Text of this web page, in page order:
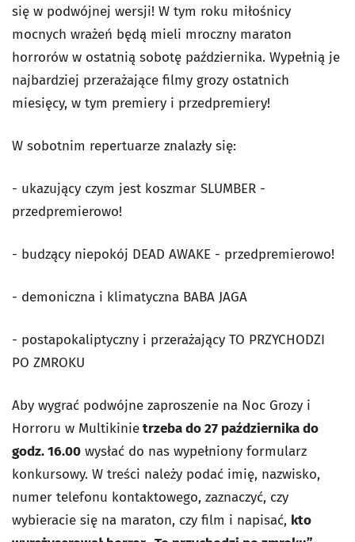
się w podwójnej wersji! W tym roku miłośnicy
mocnych wrażeń będą mieli mroczny maraton
horrorów w ostatnią sobotę października. Wypełnią je
najbardziej przerażające filmy grozy ostatnich
miesięcy, w tym premiery i przedpremiery!
W sobotnim repertuarze znalazły się:
- ukazujący czym jest koszmar SLUMBER -
przedpremierowo!
- budzący niepokój DEAD AWAKE - przedpremierowo!
- demoniczna i klimatyczna BABA JAGA
- postapokaliptyczny i przerażający TO PRZYCHODZI
PO ZMROKU
Aby wygrać podwójne zaproszenie na Noc Grozy i
Horroru w Multikinietrzeba do 27 października do
godz. 16.00 wysłać do nas wypełniony formularz
konkursowy. W treści należy podać imię, nazwisko,
numer telefonu kontaktowego, zaznaczyć, czy
wybieracie się na maraton, czy film i napisać, kto